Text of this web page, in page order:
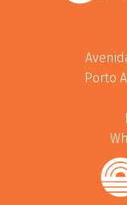
Porto